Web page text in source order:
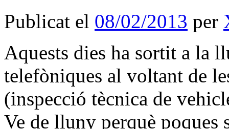
Publicat el 08/02/2013 per
Aquests dies ha sortit a la
telefòniques al voltant de
(inspecció tècnica de
Ve de lluny perquè poques